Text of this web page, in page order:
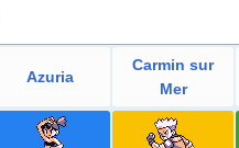
Azuria
Carmin sur
Mer